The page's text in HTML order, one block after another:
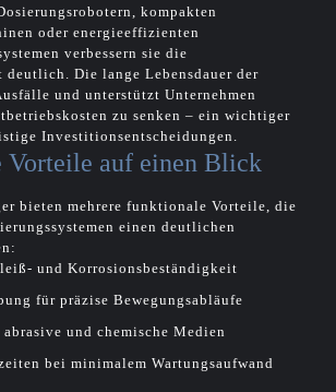
kompakten
oder energieeffizienten
verbessern sie die
deutlich. Die lange Lebensdauer der
und unterstützt Unternehmen
zu senken – ein wichtiger
Investitionsentscheidungen.
Vorteile auf einen Blick
bieten mehrere funktionale Vorteile, die
einen deutlichen
und Korrosionsbeständigkeit
für präzise Bewegungsabläufe
und chemische Medien
bei minimalem Wartungsaufwand